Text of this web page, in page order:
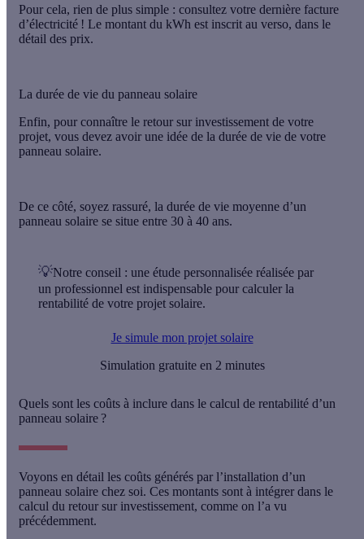
Pour cela, rien de plus simple : consultez votre dernière facture
d’électricité ! Le montant du kWh est inscrit au verso, dans le
détail des prix.
La durée de vie du panneau solaire
Enfin, pour connaître le retour sur investissement de votre
projet, vous devez avoir une idée de la durée de vie de votre
panneau solaire.
De ce côté, soyez rassuré, la durée de vie moyenne d’un
panneau solaire se situe entre 30 à 40 ans.
💡Notre conseil : une étude personnalisée réalisée par
un professionnel est indispensable pour calculer la
rentabilité de votre projet solaire.
Je simule mon projet solaire
Simulation gratuite en 2 minutes
Quels sont les coûts à inclure dans le calcul de rentabilité d’un
panneau solaire ?
Voyons en détail les coûts générés par l’installation d’un
panneau solaire chez soi. Ces montants sont à intégrer dans le
calcul du retour sur investissement, comme on l’a vu
précédemment.